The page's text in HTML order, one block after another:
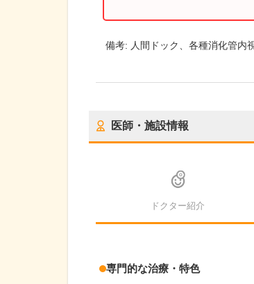
備考: 人間ドック、各種消化管内
医師・施設情報
ドクター紹介
専門的な治療・特色